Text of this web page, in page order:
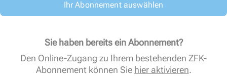
Ihr Abonnement auswählen
Sie haben bereits ein Abonnement?
Den Online-Zugang zu Ihrem bestehenden ZFK-
Abonnement können Sie hier aktivieren.